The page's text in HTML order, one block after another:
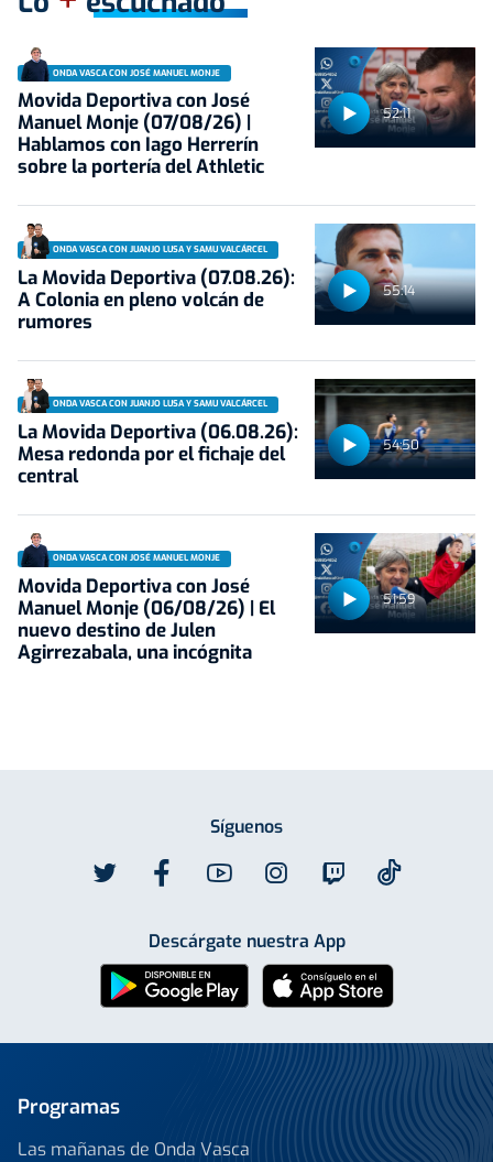
52:11
ONDA VASCA CON JOSÉ MANUEL MONJE
Movida Deportiva con José
Manuel Monje (07/08/26) |
Hablamos con Iago Herrerín
sobre la portería del Athletic
55:14
ONDA VASCA CON JUANJO LUSA Y SAMU VALCÁRCEL
La Movida Deportiva (07.08.26):
A Colonia en pleno volcán de
rumores
54:50
ONDA VASCA CON JUANJO LUSA Y SAMU VALCÁRCEL
La Movida Deportiva (06.08.26):
Mesa redonda por el fichaje del
central
51:59
ONDA VASCA CON JOSÉ MANUEL MONJE
Movida Deportiva con José
Manuel Monje (06/08/26) | El
nuevo destino de Julen
Agirrezabala, una incógnita
Síguenos
Descárgate nuestra App
Programas
Las mañanas de Onda Vasca